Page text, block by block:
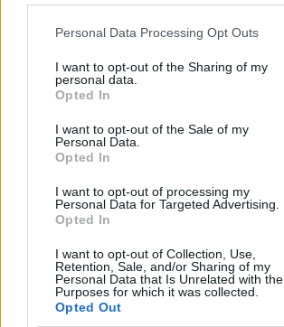
Personal Data Processing Opt Outs
I want to opt-out of the Sharing of my
personal data.
Opted In
I want to opt-out of the Sale of my
Personal Data.
Opted In
I want to opt-out of processing my
Personal Data for Targeted Advertising.
Opted In
I want to opt-out of Collection, Use,
Retention, Sale, and/or Sharing of my
Personal Data that Is Unrelated with the
Purposes for which it was collected.
Opted Out
healthstories